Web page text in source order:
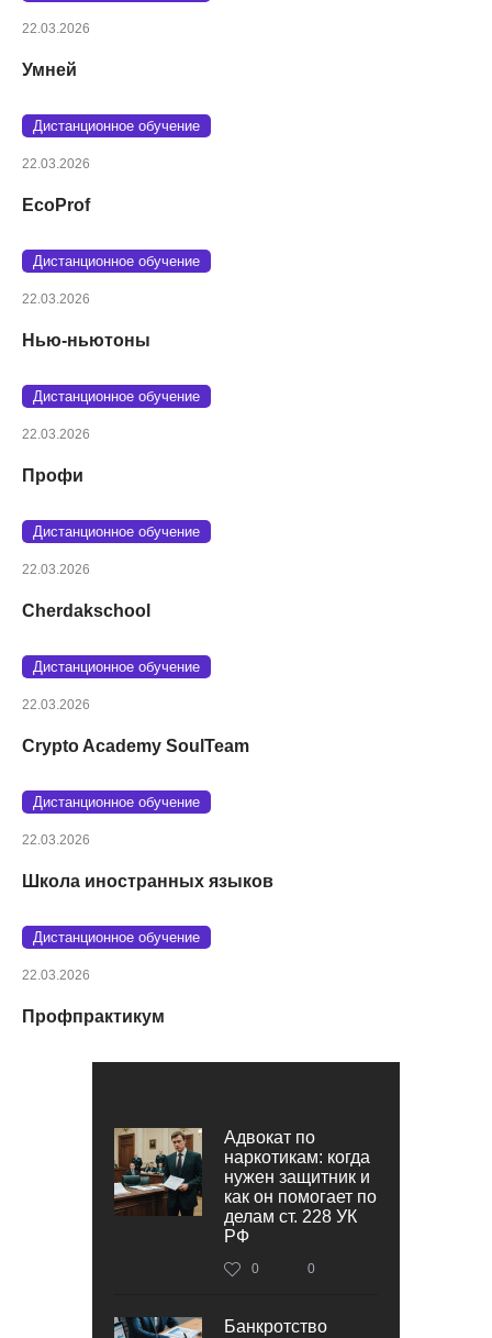
22.03.2026
Умней
Дистанционное обучение
22.03.2026
EcoProf
Дистанционное обучение
22.03.2026
Нью-ньютоны
Дистанционное обучение
22.03.2026
Профи
Дистанционное обучение
22.03.2026
Cherdakschool
Дистанционное обучение
22.03.2026
Crypto Academy SoulTeam
Дистанционное обучение
22.03.2026
Школа иностранных языков
Дистанционное обучение
22.03.2026
Профпрактикум
Адвокат по
наркотикам: когда
нужен защитник и
как он помогает по
делам ст. 228 УК
РФ
0 0
Банкротство